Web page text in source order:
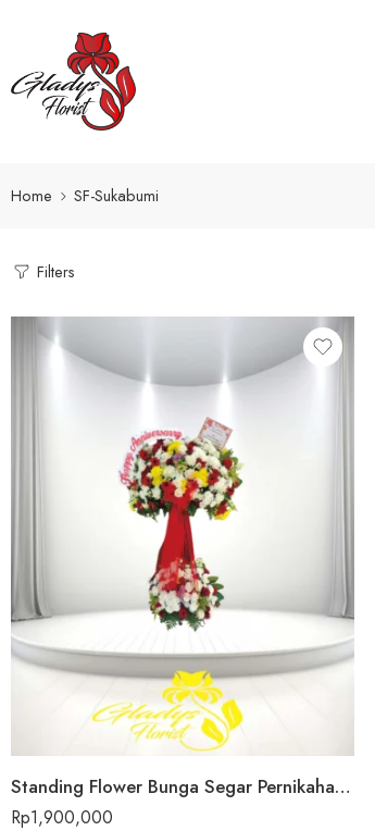
Home SF-Sukabumi
Filters
Standing Flower Bunga Segar Pernikahan Sukabumi
Rp1,900,000